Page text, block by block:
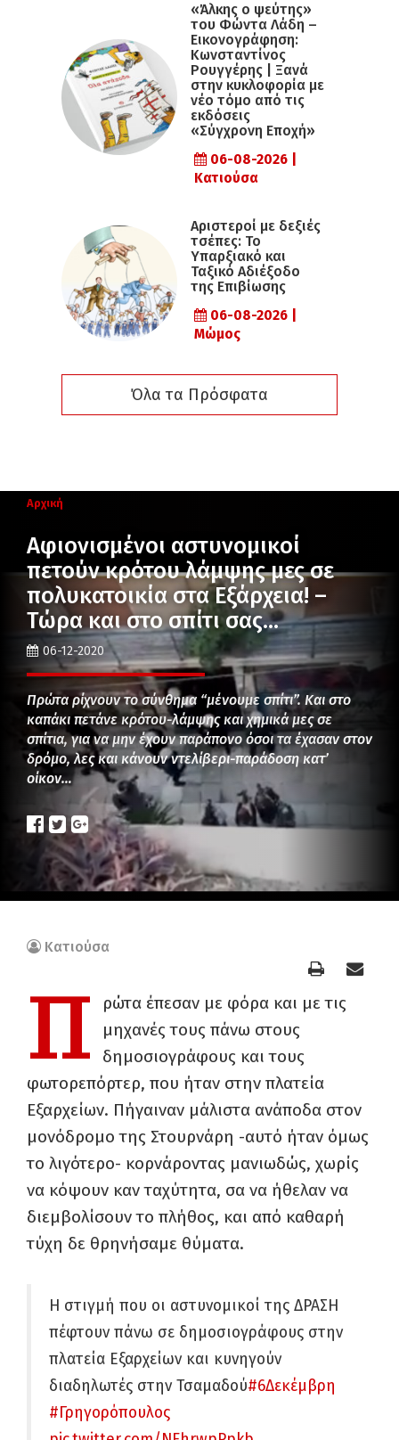
«Άλκης ο ψεύτης»
του Φώντα Λάδη –
Εικονογράφηση:
Κωνσταντίνος
Ρουγγέρης | Ξανά
στην κυκλοφορία με
νέο τόμο από τις
εκδόσεις
«Σύγχρονη Εποχή»
06-08-2026 |
Κατιούσα
Αριστεροί με δεξιές
τσέπες: Το
Υπαρξιακό και
Ταξικό Αδιέξοδο
της Επιβίωσης
06-08-2026 |
Μώμος
Όλα τα Πρόσφατα
Αρχική
Αφιονισμένοι αστυνομικοί
πετούν κρότου λάμψης μες σε
πολυκατοικία στα Εξάρχεια! –
Τώρα και στο σπίτι σας…
06-12-2020
Πρώτα ρίχνουν το σύνθημα “μένουμε σπίτι”. Και στο
καπάκι πετάνε κρότου-λάμψης και χημικά μες σε
σπίτια, για να μην έχουν παράπονο όσοι τα έχασαν στον
δρόμο, λες και κάνουν ντελίβερι-παράδοση κατ’
οίκον…
Κατιούσα
Π
ρώτα έπεσαν με φόρα και με τις
μηχανές τους πάνω στους
δημοσιογράφους και τους
φωτορεπόρτερ, που ήταν στην πλατεία
Εξαρχείων. Πήγαιναν μάλιστα ανάποδα στον
μονόδρομο της Στουρνάρη -αυτό ήταν όμως
το λιγότερο- κορνάροντας μανιωδώς, χωρίς
να κόψουν καν ταχύτητα, σα να ήθελαν να
διεμβολίσουν το πλήθος, και από καθαρή
τύχη δε θρηνήσαμε θύματα.
Η στιγμή που οι αστυνομικοί της ΔΡΑΣΗ
πέφτουν πάνω σε δημοσιογράφους στην
πλατεία Εξαρχείων και κυνηγούν
διαδηλωτές στην Τσαμαδού #6Δεκέμβρη
#Γρηγορόπουλος
pic.twitter.com/NFhrwpPpkb